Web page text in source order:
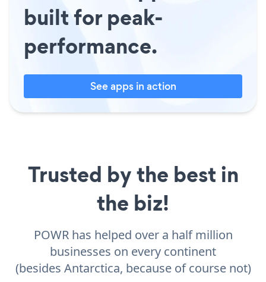
built for peak-
performance.
See apps in action
Trusted by the best in
the biz!
POWR has helped over a half million
businesses on every continent
(besides Antarctica, because of course not)